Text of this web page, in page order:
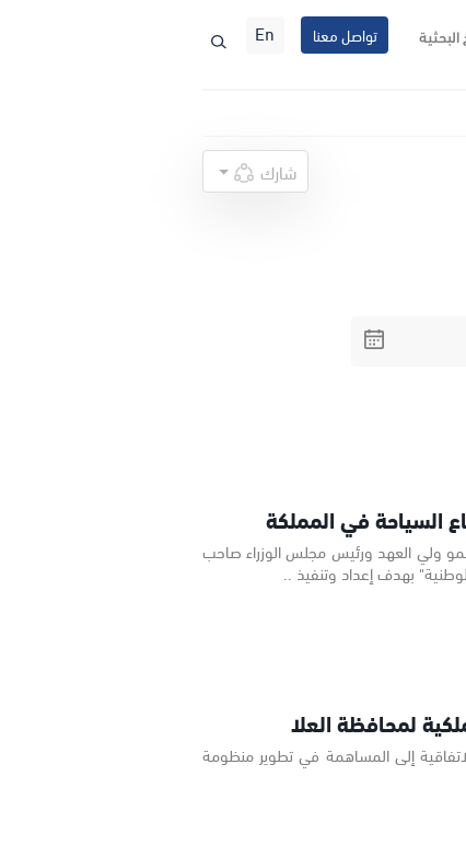
البحثية تواصل معنا En
شارك
السياحة في المملكة
ولي العهد ورئيس مجلس الوزراء صاحب
بهدف إعداد وتنفيذ ..
لمحافظة العلا
إلى المساهمة في تطوير منظومة